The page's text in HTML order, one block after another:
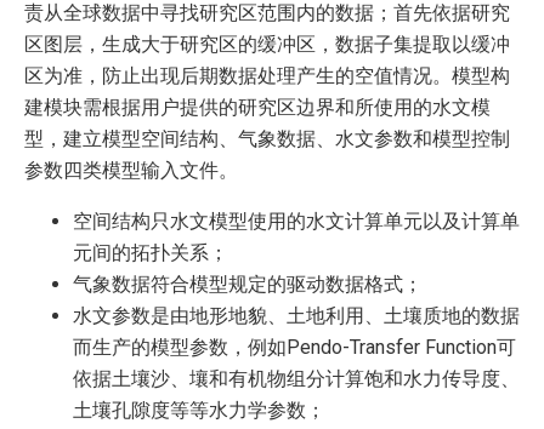
责从全球数据中寻找研究区范围内的数据；首先依据研究
区图层，生成大于研究区的缓冲区，数据子集提取以缓冲
区为准，防止出现后期数据处理产生的空值情况。模型构
建模块需根据用户提供的研究区边界和所使用的水文模
型，建立模型空间结构、气象数据、水文参数和模型控制
参数四类模型输入文件。
空间结构只水文模型使用的水文计算单元以及计算单
元间的拓扑关系；
气象数据符合模型规定的驱动数据格式；
水文参数是由地形地貌、土地利用、土壤质地的数据
而生产的模型参数，例如Pendo-Transfer Function可
依据土壤沙、壤和有机物组分计算饱和水力传导度、
土壤孔隙度等等水力学参数；